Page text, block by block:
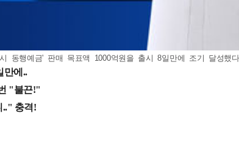
동행예금' 판매 목표액 1000억원을 출시 8일만에 조기 달성했